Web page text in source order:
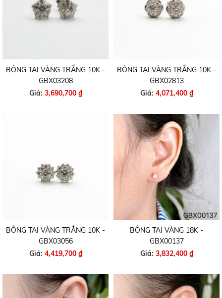
BÔNG TAI VÀNG TRẮNG 10K -
GBX03208
Giá: 3,690,700 ₫
BÔNG TAI VÀNG TRẮNG 10K -
GBX02813
Giá: 4,071,400 ₫
BÔNG TAI VÀNG TRẮNG 10K -
GBX03056
Giá: 4,419,700 ₫
BÔNG TAI VÀNG 18K -
GBX00137
Giá: 3,832,400 ₫